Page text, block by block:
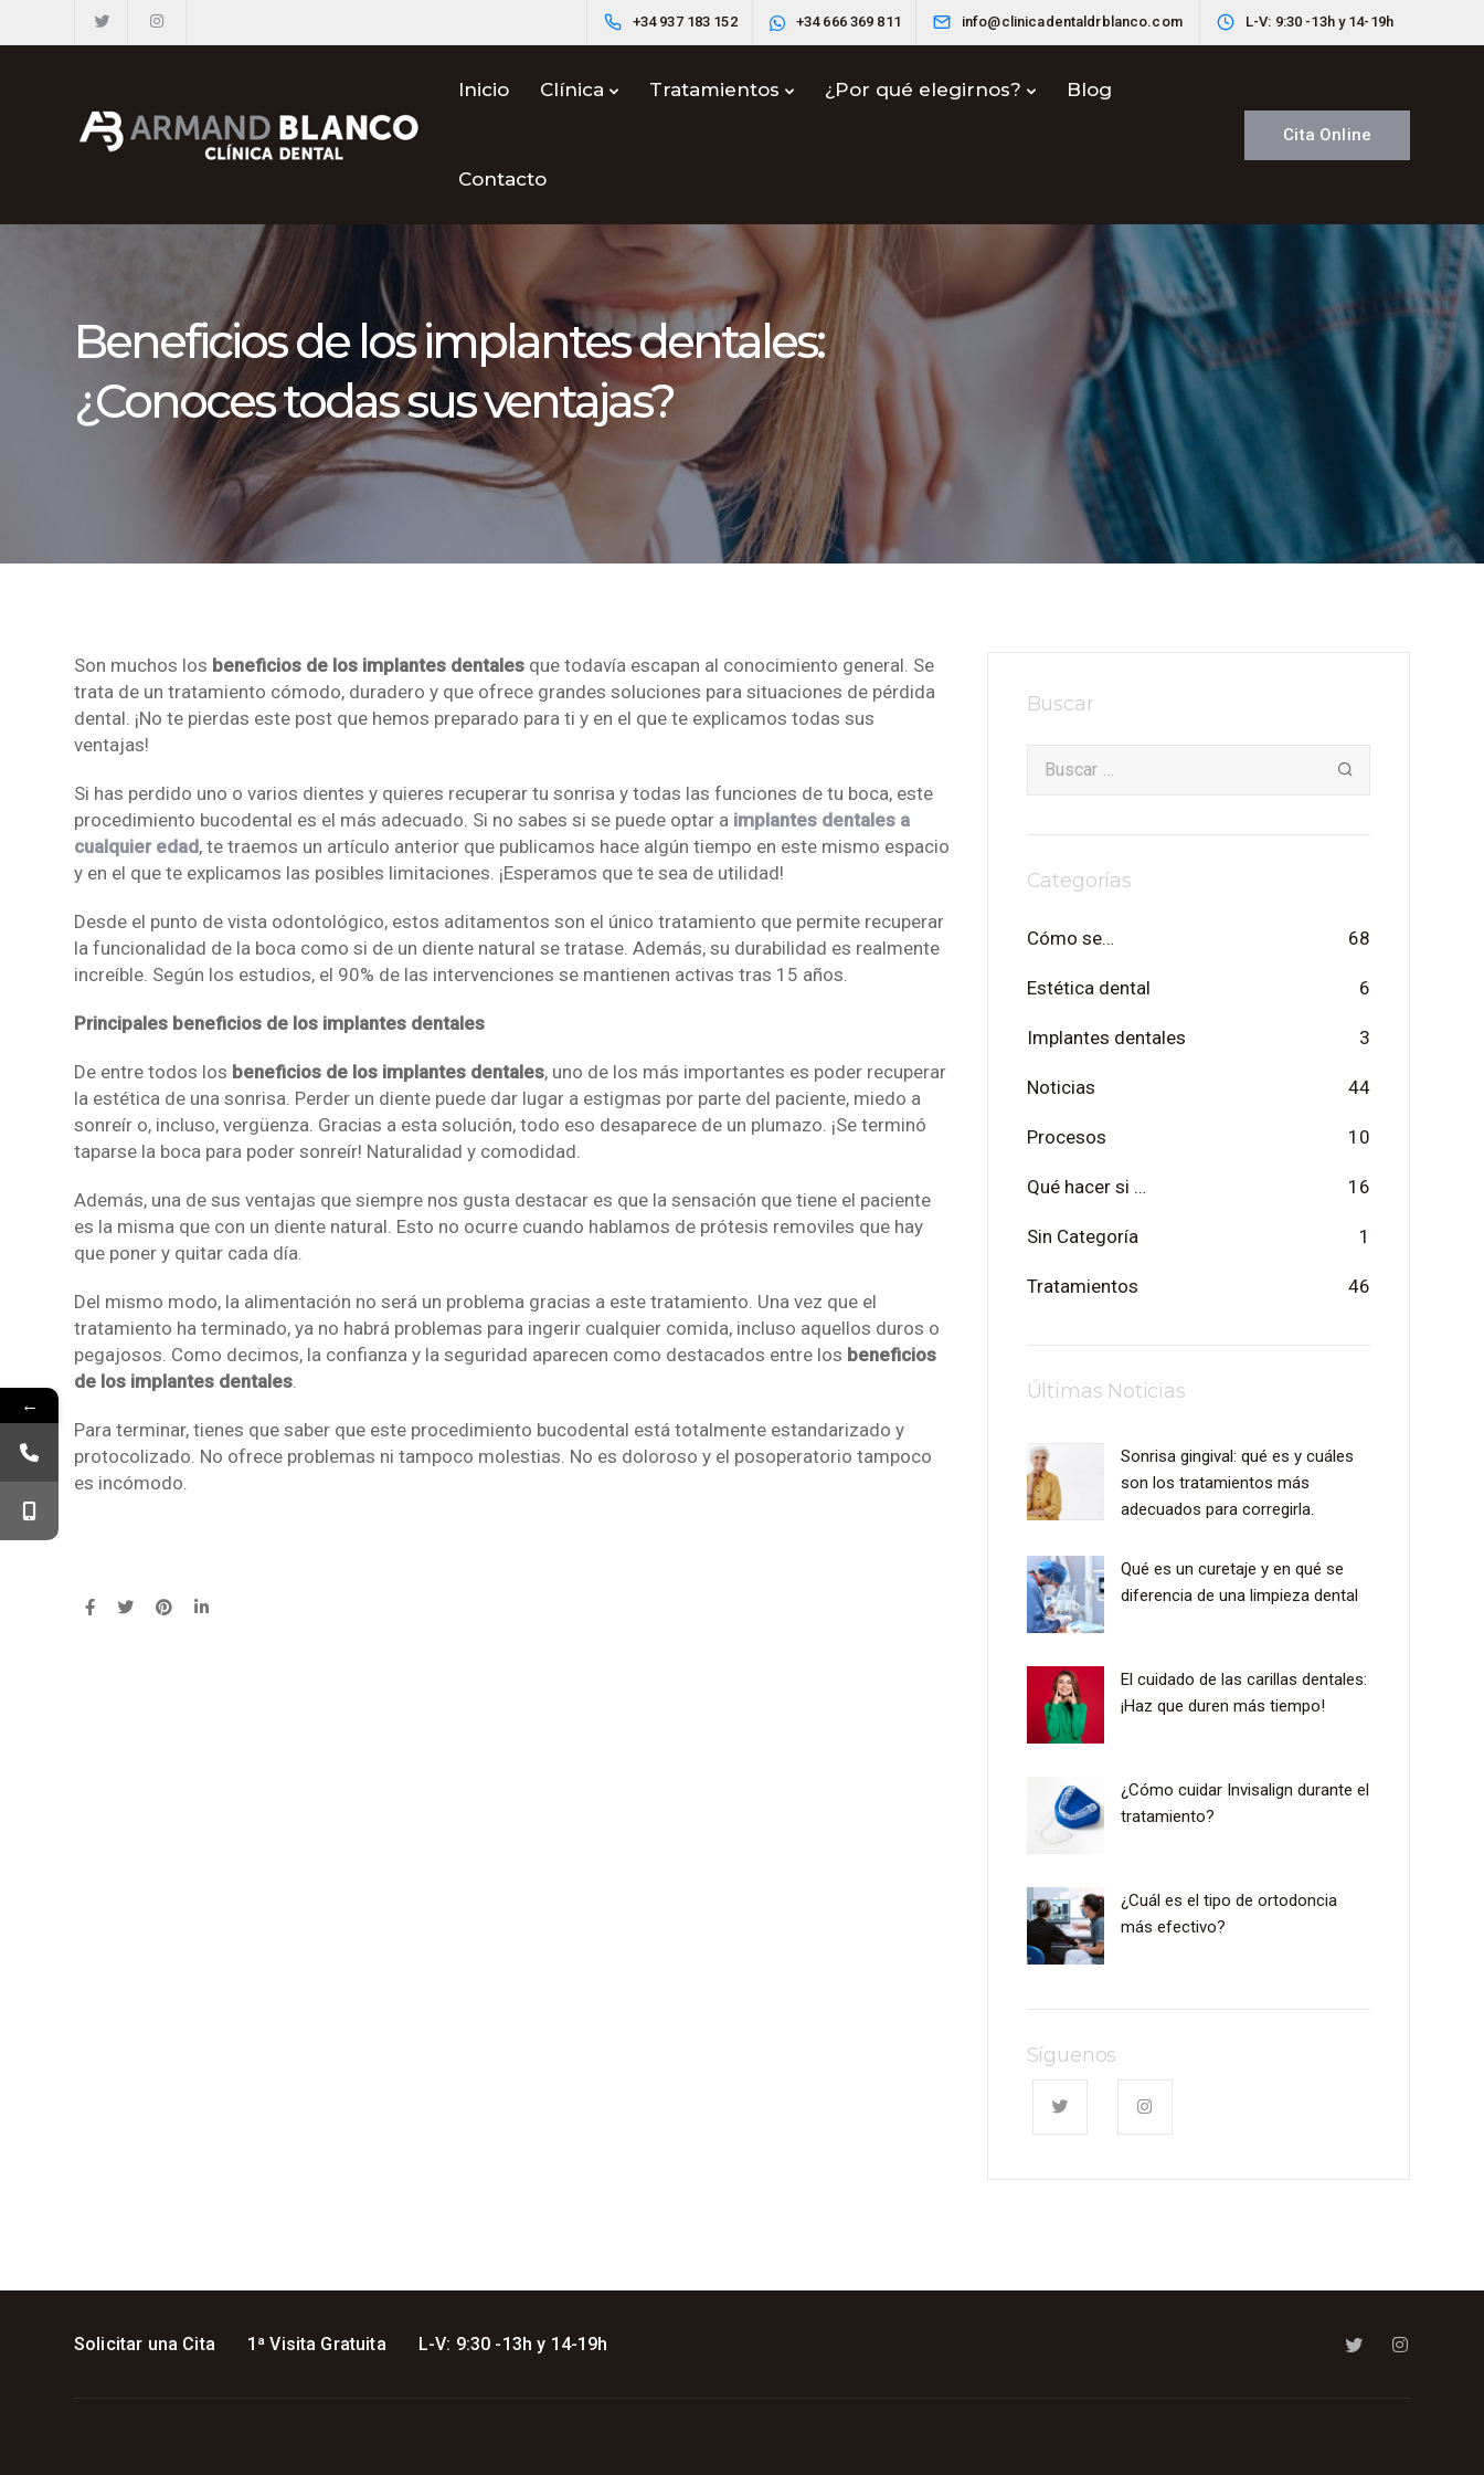
+34 937 183 152 +34 666 369 811 info@clinicadentaldrblanco.com L-V: 9:30 -13h y 14-19h
Inicio Clínica Tratamientos ¿Por qué elegirnos? Blog
Contacto
Cita Online
Beneficios de los implantes dentales:
¿Conoces todas sus ventajas?
Son muchos los beneficios de los implantes dentales que todavía escapan al conocimiento general. Se
trata de un tratamiento cómodo, duradero y que ofrece grandes soluciones para situaciones de pérdida
dental. ¡No te pierdas este post que hemos preparado para ti y en el que te explicamos todas sus
ventajas!
Si has perdido uno o varios dientes y quieres recuperar tu sonrisa y todas las funciones de tu boca, este
procedimiento bucodental es el más adecuado. Si no sabes si se puede optar a implantes dentales a
cualquier edad, te traemos un artículo anterior que publicamos hace algún tiempo en este mismo espacio
y en el que te explicamos las posibles limitaciones. ¡Esperamos que te sea de utilidad!
Desde el punto de vista odontológico, estos aditamentos son el único tratamiento que permite recuperar
la funcionalidad de la boca como si de un diente natural se tratase. Además, su durabilidad es realmente
increíble. Según los estudios, el 90% de las intervenciones se mantienen activas tras 15 años.
Principales beneficios de los implantes dentales
De entre todos los beneficios de los implantes dentales, uno de los más importantes es poder recuperar
la estética de una sonrisa. Perder un diente puede dar lugar a estigmas por parte del paciente, miedo a
sonreír o, incluso, vergüenza. Gracias a esta solución, todo eso desaparece de un plumazo. ¡Se terminó
taparse la boca para poder sonreír! Naturalidad y comodidad.
Además, una de sus ventajas que siempre nos gusta destacar es que la sensación que tiene el paciente
es la misma que con un diente natural. Esto no ocurre cuando hablamos de prótesis removiles que hay
que poner y quitar cada día.
Del mismo modo, la alimentación no será un problema gracias a este tratamiento. Una vez que el
tratamiento ha terminado, ya no habrá problemas para ingerir cualquier comida, incluso aquellos duros o
pegajosos. Como decimos, la confianza y la seguridad aparecen como destacados entre los beneficios
de los implantes dentales.
Para terminar, tienes que saber que este procedimiento bucodental está totalmente estandarizado y
protocolizado. No ofrece problemas ni tampoco molestias. No es doloroso y el posoperatorio tampoco
es incómodo.
Buscar
Categorías
Cómo se… 68
Estética dental 6
Implantes dentales 3
Noticias 44
Procesos 10
Qué hacer si … 16
Sin Categoría 1
Tratamientos 46
Últimas Noticias
Sonrisa gingival: qué es y cuáles
son los tratamientos más
adecuados para corregirla.
Qué es un curetaje y en qué se
diferencia de una limpieza dental
El cuidado de las carillas dentales:
¡Haz que duren más tiempo!
¿Cómo cuidar Invisalign durante el
tratamiento?
¿Cuál es el tipo de ortodoncia
más efectivo?
Síguenos
Solicitar una Cita 1ª Visita Gratuita L-V: 9:30 -13h y 14-19h
←